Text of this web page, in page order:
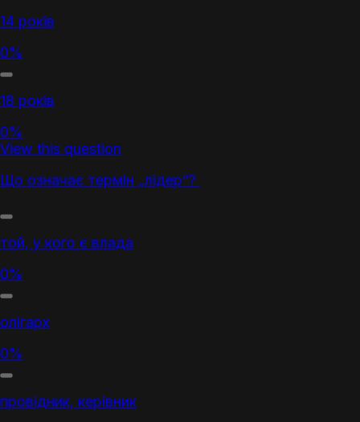
14 років
0%
18 років
0%
View this question
Що означає термін „лідер“?
той, у кого є влада
0%
олігарх
0%
провідник, керівник